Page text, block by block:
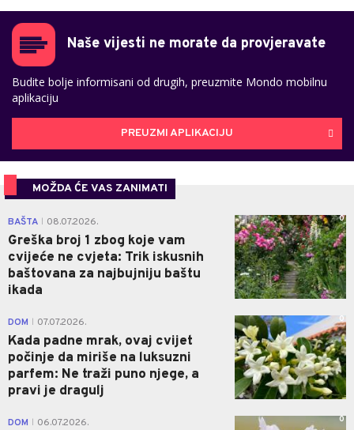
Naše vijesti ne morate da provjeravate
Budite bolje informisani od drugih, preuzmite Mondo mobilnu
aplikaciju
PREUZMI APLIKACIJU
MOŽDA ĆE VAS ZANIMATI
BAŠTA 08.07.2026.
Greška broj 1 zbog koje vam
cvijeće ne cvjeta: Trik iskusnih
baštovana za najbujniju baštu
ikada
0
DOM 07.07.2026.
Kada padne mrak, ovaj cvijet
počinje da miriše na luksuzni
parfem: Ne traži puno njege, a
pravi je dragulj
0
DOM 06.07.2026. 0